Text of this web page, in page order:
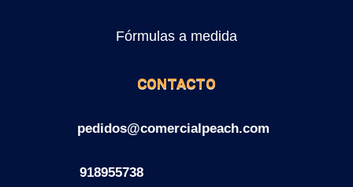
Fórmulas a medida
CONTACTO
pedidos@comercialpeach.com
918955738